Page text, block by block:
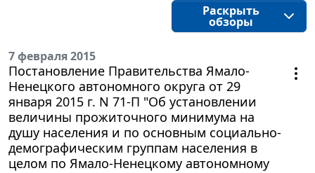
Раскрыть
обзоры
7 февраля 2015
Постановление Правительства Ямало-
Ненецкого автономного округа от 29
января 2015 г. N 71-П "Об установлении
величины прожиточного минимума на
душу населения и по основным социально-
демографическим группам населения в
целом по Ямало-Ненецкому автономному